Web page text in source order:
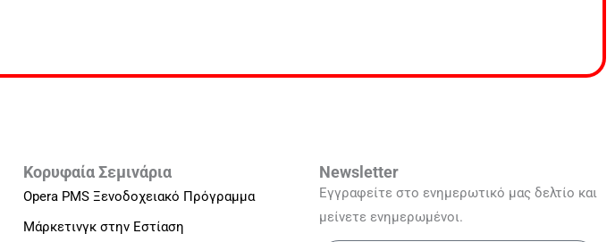
Κορυφαία Σεμινάρια
Opera PMS Ξενοδοχειακό Πρόγραμμα
Μάρκετινγκ στην Εστίαση
Newsletter
Εγγραφείτε στο ενημερωτικό μας δελτίο και
μείνετε ενημερωμένοι.